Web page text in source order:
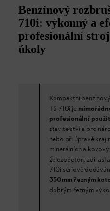
Benzínový
710i: výkonný a
profesionální
úkoly
Kompaktní
TS 710i je
profesionální
stavitelství a pro
nebo při úpravě
minerálních a
železobeton, zdi,
710i sériově
350mm řezným
dobrým řezným